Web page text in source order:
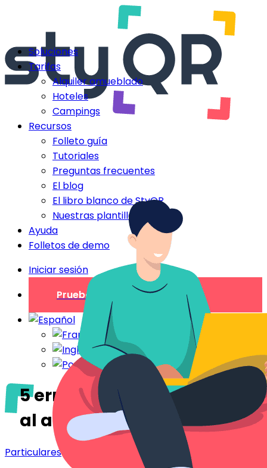
Soluciones
Tarifas
Alquiler amueblado
Hoteles
Campings
Recursos
Folleto guía
Tutoriales
Preguntas frecuentes
El blog
El libro blanco de StyQR
Nuestras plantillas StyQR
Ayuda
Folletos de demo
Iniciar sesión
Prueba gratuita
5 errores que debes evitar
al acoger a tus viajeros
Particulares